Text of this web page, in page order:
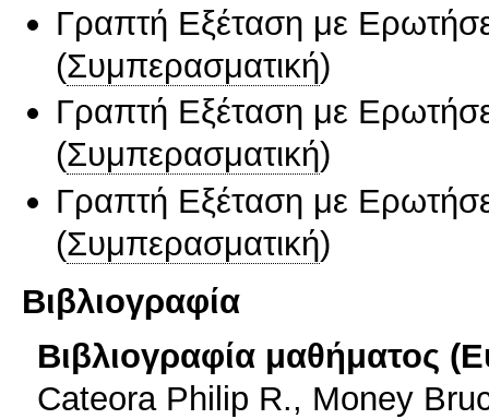
Γραπτή Εξέταση με
(Συμπερασματική)
Γραπτή Εξέταση με
(Συμπερασματική)
Γραπτή Εξέταση με
(Συμπερασματική)
Βιβλιογραφία
Βιβλιογραφία μαθήματος
Cateora Philip R., Money